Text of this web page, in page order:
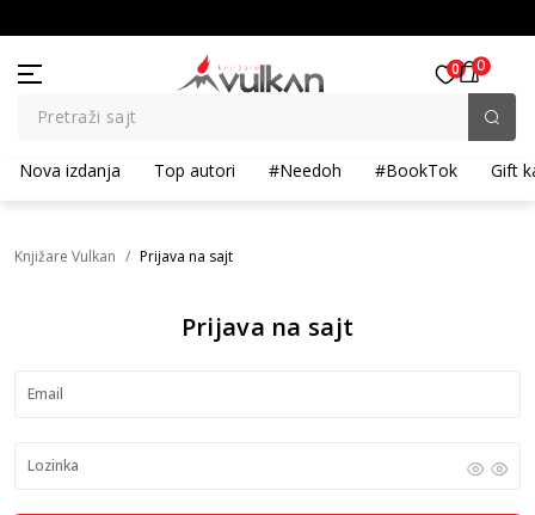
Pretraži sajt
0 0
Nova izdanja Top autori #Needoh #BookTok Gift
Knjižare Vulkan Prijava na sajt
Prijava na sajt
Email
Lozinka